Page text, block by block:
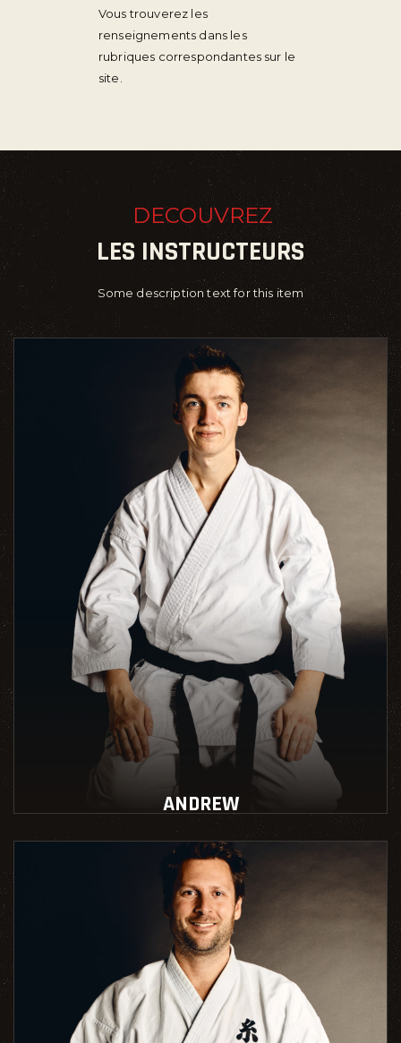
Vous trouverez les
renseignements dans les
rubriques correspondantes sur le
site.
DECOUVREZ
LES INSTRUCTEURS
Some description text for this item
ANDREW
Instructeur école